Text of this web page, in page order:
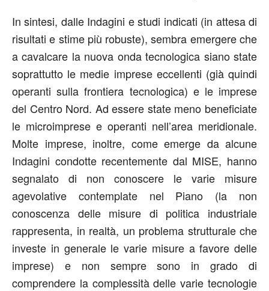
In sintesi, dalle Indagini e studi indicati (in attesa di
risultati e stime più robuste), sembra emergere che
a cavalcare la nuova onda tecnologica siano state
soprattutto le medie imprese eccellenti (già quindi
operanti sulla frontiera tecnologica) e le imprese
del Centro Nord. Ad essere state meno beneficiate
le microimprese e operanti nell’area meridionale.
Molte imprese, inoltre, come emerge da alcune
Indagini condotte recentemente dal MISE, hanno
segnalato di non conoscere le varie misure
agevolative contemplate nel Piano (la non
conoscenza delle misure di politica industriale
rappresenta, in realtà, un problema strutturale che
investe in generale le varie misure a favore delle
imprese) e non sempre sono in grado di
comprendere la complessità delle varie tecnologie